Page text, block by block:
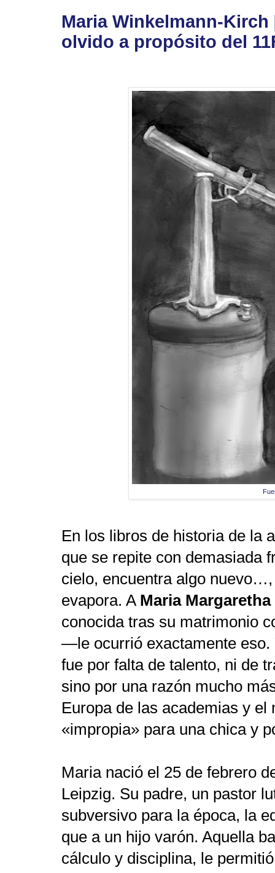
Maria Winkelmann-
olvido a propósito del
En los libros de historia de la
que se repite con demasiada
cielo, encuentra algo
evapora. A Maria
conocida tras su matrimonio
—le ocurrió exactamente eso.
fue por falta de talento, ni de
sino por una razón mucho
Europa de las academias y
«impropia» para una chica y
Maria nació el 25 de febrero
Leipzig. Su padre, un pastor
subversivo para la época, la
que a un hijo varón. Aquella
cálculo y disciplina, le